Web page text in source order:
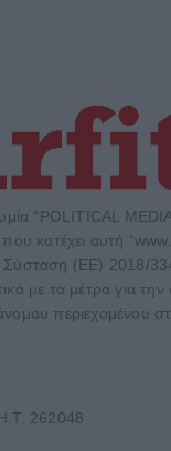
“POLITICAL
κατέχει αυτή
Σύσταση (ΕΕ) 2018/
με τα μέτρα για την
περιεχομένου
262048